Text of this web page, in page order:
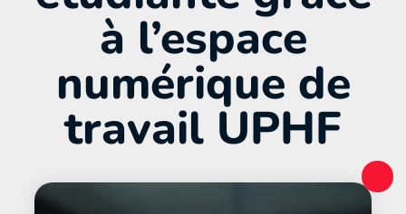
à l’espace
numérique de
travail UPHF